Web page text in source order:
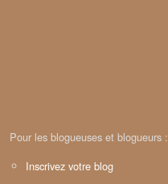
Pour les blogueuses et blogueurs :
Inscrivez votre blog